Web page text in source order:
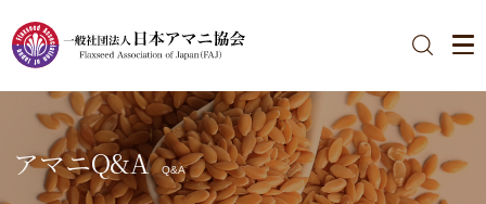
アマニQ&A Q&A